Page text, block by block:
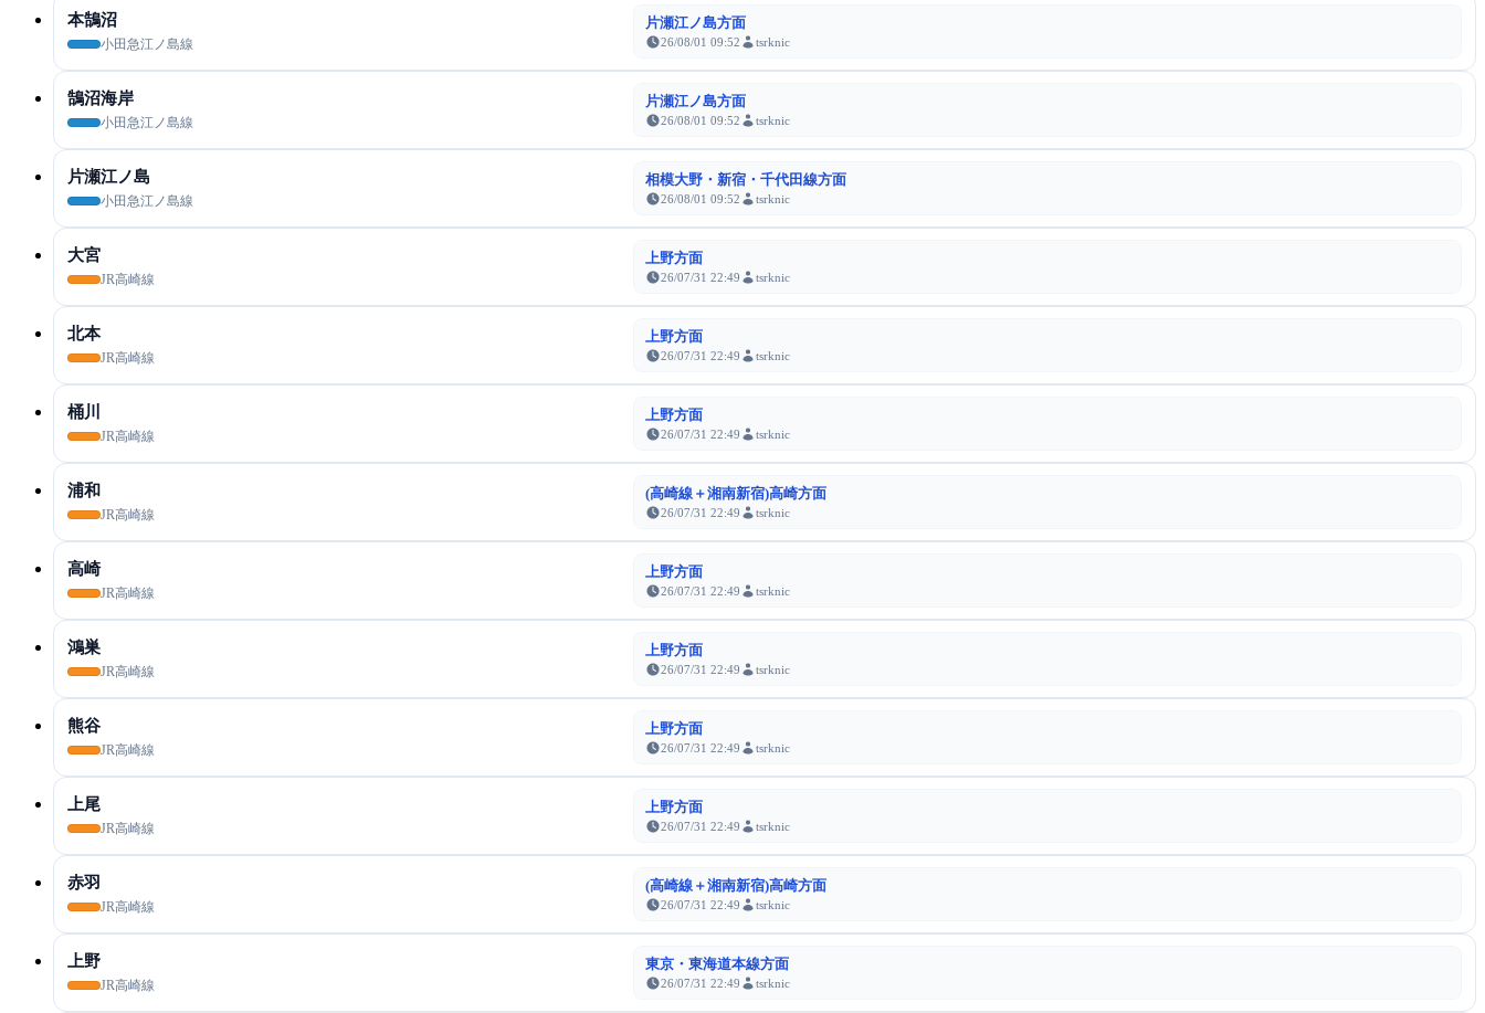
本鵠沼
小田急江ノ島線
片瀬江ノ島方面
26/08/01 09:52 tsrknic
鵠沼海岸
小田急江ノ島線
片瀬江ノ島方面
26/08/01 09:52 tsrknic
片瀬江ノ島
小田急江ノ島線
相模大野・新宿・千代田線方面
26/08/01 09:52 tsrknic
大宮
JR高崎線
上野方面
26/07/31 22:49 tsrknic
北本
JR高崎線
上野方面
26/07/31 22:49 tsrknic
桶川
JR高崎線
上野方面
26/07/31 22:49 tsrknic
浦和
JR高崎線
(高崎線＋湘南新宿)高崎方面
26/07/31 22:49 tsrknic
高崎
JR高崎線
上野方面
26/07/31 22:49 tsrknic
鴻巣
JR高崎線
上野方面
26/07/31 22:49 tsrknic
熊谷
JR高崎線
上野方面
26/07/31 22:49 tsrknic
上尾
JR高崎線
上野方面
26/07/31 22:49 tsrknic
赤羽
JR高崎線
(高崎線＋湘南新宿)高崎方面
26/07/31 22:49 tsrknic
上野
JR高崎線
東京・東海道本線方面
26/07/31 22:49 tsrknic